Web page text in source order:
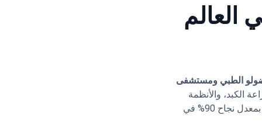
العالم
الطبي ومستشفى
الكبد، والأنظمة
الخالية من الإنترفيرون، والعلاجات المضادة للفيروسات ذات المفعول المباشر (DAA). يتباهى مستشفى ميموريال شيشلي التذكاري بمعدل نجاح 90% في